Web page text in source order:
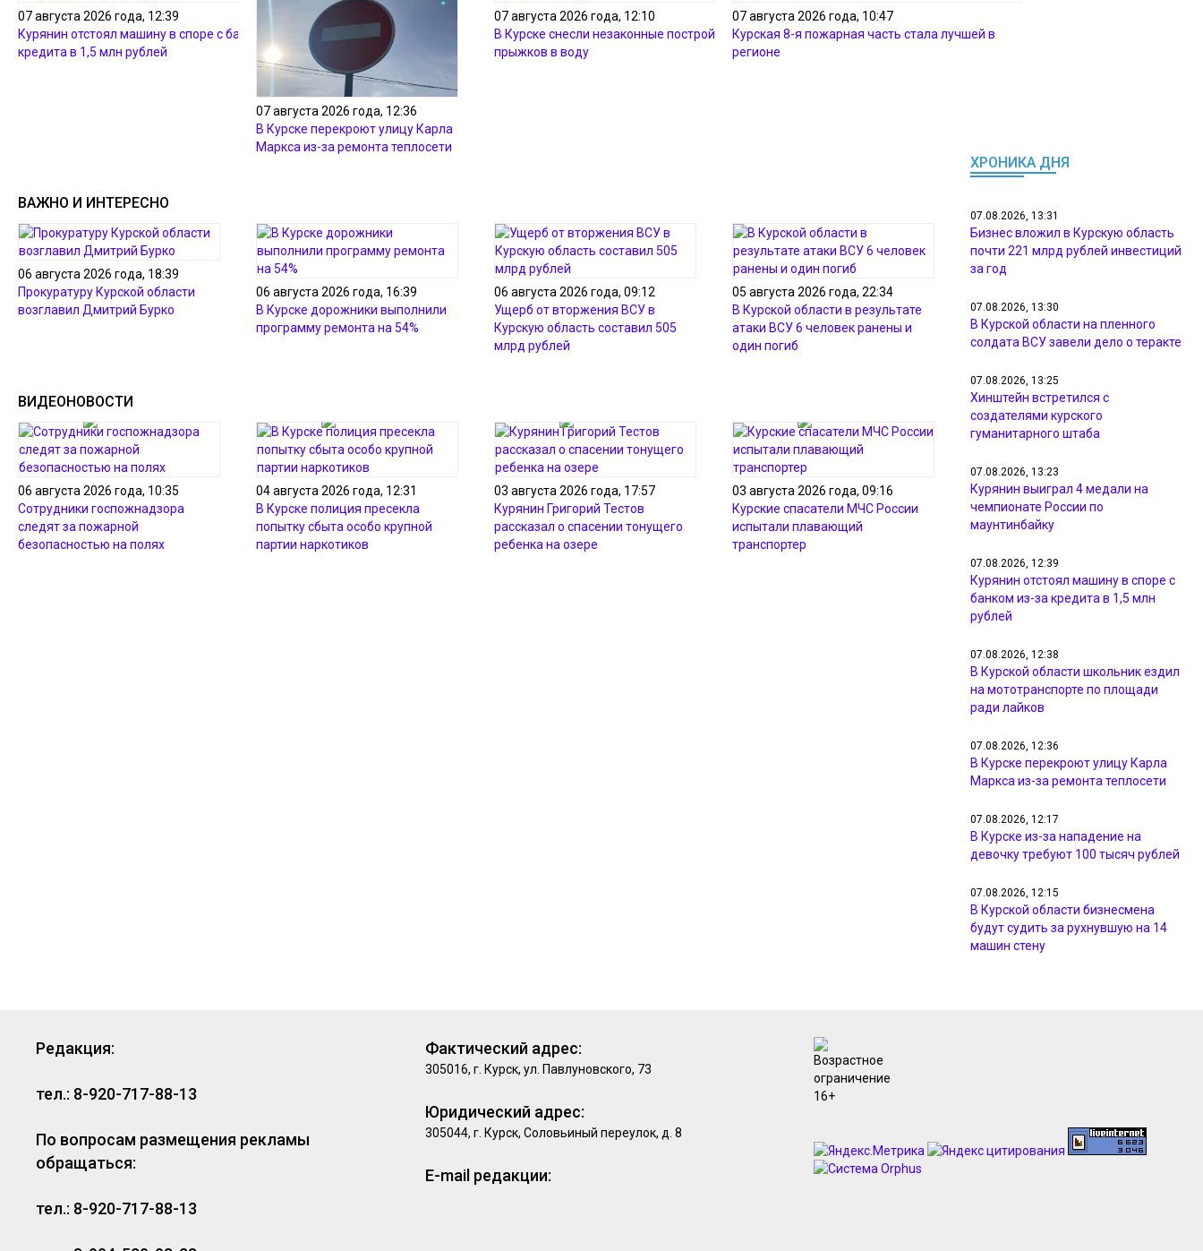
07 августа 2026 года, 12:39
Курянин отстоял машину в споре с банком из-за
кредита в 1,5 млн рублей
07 августа 2026 года, 12:36
В Курске перекроют улицу Карла
Маркса из-за ремонта теплосети
07 августа 2026 года, 12:10
В Курске снесли незаконные постройки для
прыжков в воду
07 августа 2026 года, 10:47
Курская 8-я пожарная часть стала лучшей в
регионе
ВАЖНО И ИНТЕРЕСНО
06 августа 2026 года, 18:39
Прокуратуру Курской области
возглавил Дмитрий Бурко
06 августа 2026 года, 16:39
В Курске дорожники выполнили
программу ремонта на 54%
06 августа 2026 года, 09:12
Ущерб от вторжения ВСУ в
Курскую область составил 505
млрд рублей
05 августа 2026 года, 22:34
В Курской области в результате
атаки ВСУ 6 человек ранены и
один погиб
ВИДЕОНОВОСТИ
06 августа 2026 года, 10:35
Сотрудники госпожнадзора
следят за пожарной
безопасностью на полях
04 августа 2026 года, 12:31
В Курске полиция пресекла
попытку сбыта особо крупной
партии наркотиков
03 августа 2026 года, 17:57
Курянин Григорий Тестов
рассказал о спасении тонущего
ребенка на озере
03 августа 2026 года, 09:16
Курские спасатели МЧС России
испытали плавающий
транспортер
ХРОНИКА ДНЯ
07.08.2026, 13:31
Бизнес вложил в Курскую область
почти 221 млрд рублей инвестиций
за год
07.08.2026, 13:30
В Курской области на пленного
солдата ВСУ завели дело о теракте
07.08.2026, 13:25
Хинштейн встретился с
создателями курского
гуманитарного штаба
07.08.2026, 13:23
Курянин выиграл 4 медали на
чемпионате России по
маунтинбайку
07.08.2026, 12:39
Курянин отстоял машину в споре с
банком из-за кредита в 1,5 млн
рублей
07.08.2026, 12:38
В Курской области школьник ездил
на мототранспорте по площади
ради лайков
07.08.2026, 12:36
В Курске перекроют улицу Карла
Маркса из-за ремонта теплосети
07.08.2026, 12:17
В Курске из-за нападение на
девочку требуют 100 тысяч рублей
07.08.2026, 12:15
В Курской области бизнесмена
будут судить за рухнувшую на 14
машин стену
07.08.2026, 12:11
Редакция:
тел.: 8-920-717-88-13
По вопросам размещения рекламы
обращаться:
тел.: 8-920-717-88-13
Фактический адрес:
305016, г. Курск, ул. Павлуновского, 73
Юридический адрес:
305044, г. Курск, Соловьиный переулок, д. 8
E-mail редакции: